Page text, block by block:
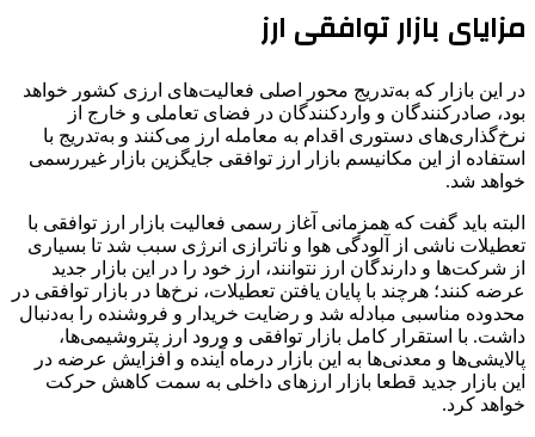
مزایای بازار توافقی ارز
در این بازار که به‌تدریج محور اصلی فعالیت‌های ارزی کشور خواهد
بود، صادرکنندگان و واردکنندگان در فضای تعاملی و خارج از
نرخ‌گذاری‌های دستوری اقدام به معامله ارز می‌کنند و به‌تدریج با
استفاده از این مکانیسم بازار ارز توافقی جایگزین بازار غیررسمی
خواهد شد.‌
البته باید گفت که همزمانی آغاز رسمی فعالیت بازار ارز توافقی با
تعطیلات ناشی از آلودگی هوا و ناترازی انرژی سبب شد تا بسیاری
از شرکت‌ها و دارندگان ارز نتوانند، ارز خود را در این بازار جدید
عرضه کنند؛ هرچند با پایان یافتن تعطیلات، نرخ‌ها در بازار توافقی در
محدوده مناسبی مبادله شد و رضایت خریدار و فروشنده را به‌دنبال
داشت.‌ با استقرار کامل بازار توافقی و ورود ارز پتروشیمی‌ها،
پالایشی‌ها و معدنی‌ها به این بازار درماه آینده و افزایش عرضه در
این بازار جدید قطعا بازار ارزهای داخلی به سمت کاهش حرکت
خواهد کرد.